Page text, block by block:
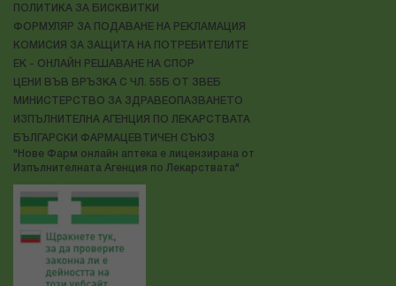
ПОЛИТИКА ЗА БИСКВИТКИ
ФОРМУЛЯР ЗА ПОДАВАНЕ НА РЕКЛАМАЦИЯ
КОМИСИЯ ЗА ЗАЩИТА НА ПОТРЕБИТЕЛИТЕ
ЕК - ОНЛАЙН РЕШАВАНЕ НА СПОР
ЦЕНИ ВЪВ ВРЪЗКА С ЧЛ. 55Б ОТ ЗВЕБ
МИНИСТЕРСТВО ЗА ЗДРАВЕОПАЗВАНЕТО
ИЗПЪЛНИТЕЛНА АГЕНЦИЯ ПО ЛЕКАРСТВАТА
БЪЛГАРСКИ ФАРМАЦЕВТИЧЕН СЪЮЗ
"Нове Фарм онлайн аптека е лицензирана от
Изпълнителната Агенция по Лекарствата"